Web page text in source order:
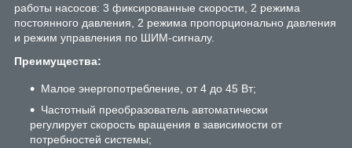
работы насосов: 3 фиксированные скорости, 2 режима
постоянного давления, 2 режима пропорционально давления
и режим управления по ШИМ-сигналу.
Преимущества:
Малое энергопотребление, от 4 до 45 Вт;
Частотный преобразователь автоматически
регулирует скорость вращения в зависимости от
потребностей системы;